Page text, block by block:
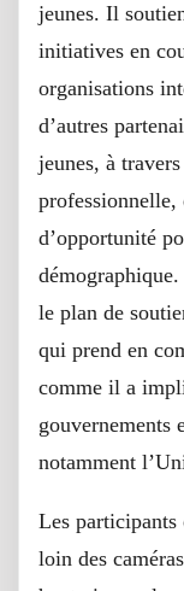
jeunes. Il
initiatives en
organisations
d’autres
jeunes, à
professionnelle,
d’opportunité
le plan de
qui prend en
comme il a
gouvernements
notamment
Les participants
loin des